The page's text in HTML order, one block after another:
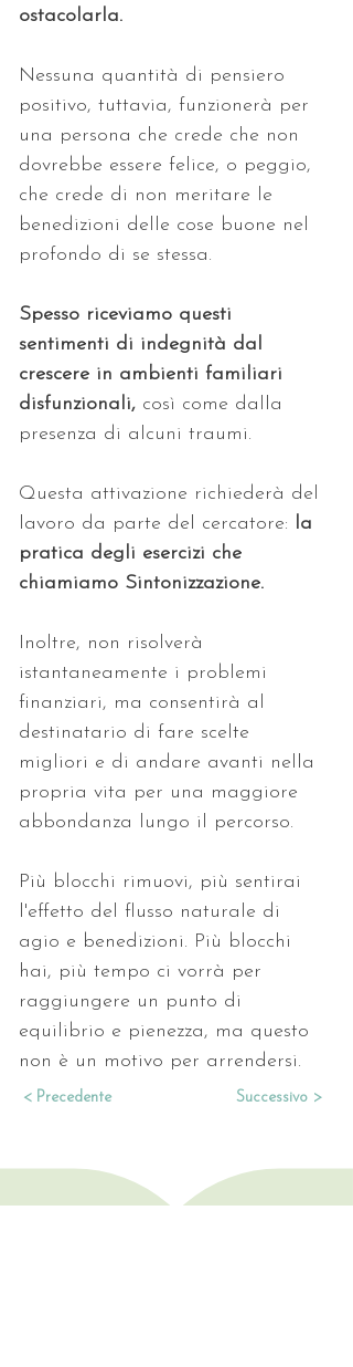
ostacolarla.
Nessuna quantità di pensiero
positivo, tuttavia, funzionerà per
una persona che crede che non
dovrebbe essere felice, o peggio,
che crede di non meritare le
benedizioni delle cose buone nel
profondo di se stessa.
Spesso riceviamo questi
sentimenti di indegnità dal
crescere in ambienti familiari
disfunzionali, così come dalla
presenza di alcuni traumi.
Questa attivazione richiederà del
lavoro da parte del cercatore:
la
pratica degli esercizi che
chiamiamo Sintonizzazione.
Inoltre, non risolverà
istantaneamente i problemi
finanziari, ma consentirà al
destinatario di fare scelte
migliori e di andare avanti nella
propria vita per una maggiore
abbondanza lungo il percorso.
Più blocchi rimuovi, più sentirai
l'effetto del flusso naturale di
agio e benedizioni. Più blocchi
hai, più tempo ci vorrà per
raggiungere un punto di
equilibrio e pienezza, ma questo
non è un motivo per arrendersi.
< Precedente Successivo >